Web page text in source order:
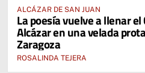
ALCÁZAR DE SAN JUAN
La poesía vuelve a llenar el
Alcázar en una velada
Zaragoza
ROSALINDA TEJERA